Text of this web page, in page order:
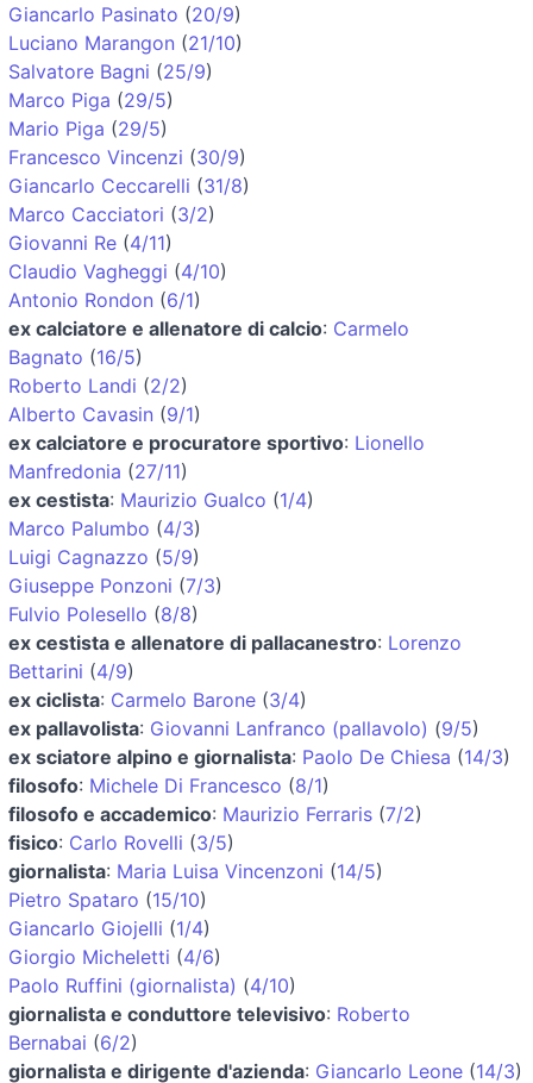
Giancarlo Pasinato (20/9)
Luciano Marangon (21/10)
Salvatore Bagni (25/9)
Marco Piga (29/5)
Mario Piga (29/5)
Francesco Vincenzi (30/9)
Giancarlo Ceccarelli (31/8)
Marco Cacciatori (3/2)
Giovanni Re (4/11)
Claudio Vagheggi (4/10)
Antonio Rondon (6/1)
ex calciatore e allenatore di calcio: Carmelo
Bagnato (16/5)
Roberto Landi (2/2)
Alberto Cavasin (9/1)
ex calciatore e procuratore sportivo: Lionello
Manfredonia (27/11)
ex cestista: Maurizio Gualco (1/4)
Marco Palumbo (4/3)
Luigi Cagnazzo (5/9)
Giuseppe Ponzoni (7/3)
Fulvio Polesello (8/8)
ex cestista e allenatore di pallacanestro: Lorenzo
Bettarini (4/9)
ex ciclista: Carmelo Barone (3/4)
ex pallavolista: Giovanni Lanfranco (pallavolo) (9/5)
ex sciatore alpino e giornalista: Paolo De Chiesa (14/3)
filosofo: Michele Di Francesco (8/1)
filosofo e accademico: Maurizio Ferraris (7/2)
fisico: Carlo Rovelli (3/5)
giornalista: Maria Luisa Vincenzoni (14/5)
Pietro Spataro (15/10)
Giancarlo Giojelli (1/4)
Giorgio Micheletti (4/6)
Paolo Ruffini (giornalista) (4/10)
giornalista e conduttore televisivo: Roberto
Bernabai (6/2)
giornalista e dirigente d'azienda: Giancarlo Leone (14/3)